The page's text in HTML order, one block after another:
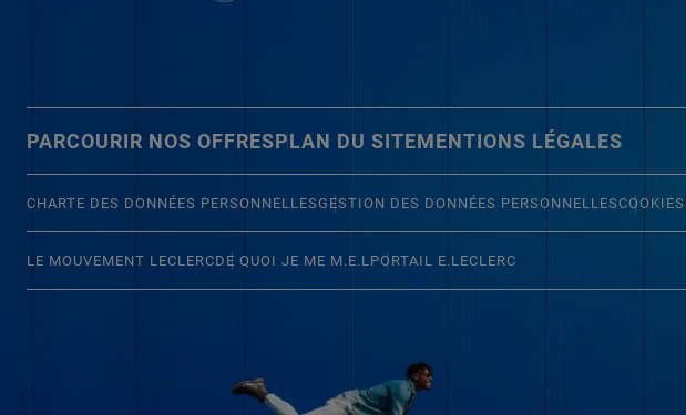
PARCOURIR NOS OFFRESPLAN DU SITEMENTIONS LÉGALES
CHARTE DES DONNÉES PERSONNELLESGESTION DES DONNÉES PERSONNELLESCOOKIES
LE MOUVEMENT LECLERCDE QUOI JE ME M.E.LPORTAIL E.LECLERC